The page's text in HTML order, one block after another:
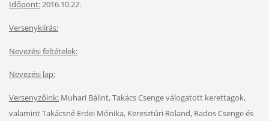
Időpont:2016.10.22.
Versenykiírás:
Nevezési feltételek:
Nevezési lap:
Versenyzőink:Muhari Bálint, Takács Csenge válogatott kerettagok,
valamint Takácsné Erdei Mónika, Keresztúri Roland, Rados Csenge és